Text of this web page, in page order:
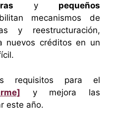
y pequeños
mecanismos de
y reestructuración,
nuevos créditos en un
requisitos para el
y mejora las
este año.